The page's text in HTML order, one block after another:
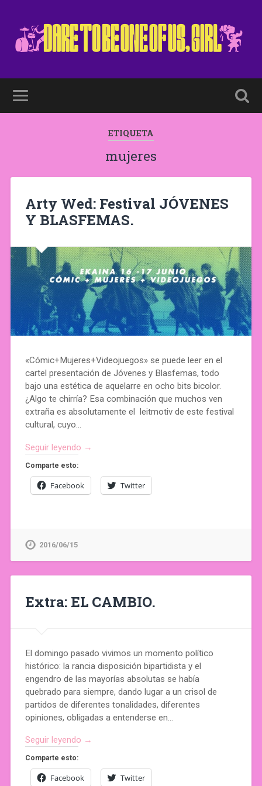
ETIQUETA
mujeres
Arty Wed: Festival JÓVENES
Y BLASFEMAS.
«Cómic+Mujeres+Videojuegos» se puede leer en el
cartel presentación de Jóvenes y Blasfemas, todo
bajo una estética de aquelarre en ocho bits bicolor.
¿Algo te chirría? Esa combinación que muchos ven
extraña es absolutamente el leitmotiv de este festival
cultural, cuyo…
Seguir leyendo →
Comparte esto:
Facebook Twitter
2016/06/15
Extra: EL CAMBIO.
El domingo pasado vivimos un momento político
histórico: la rancia disposición bipartidista y el
engendro de las mayorías absolutas se había
quebrado para siempre, dando lugar a un crisol de
partidos de diferentes tonalidades, diferentes
opiniones, obligadas a entenderse en…
Seguir leyendo →
Comparte esto:
Facebook Twitter